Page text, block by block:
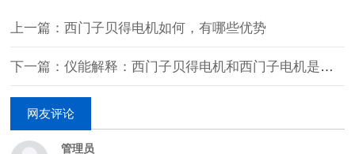
上一篇：西门子贝得电机如何，有哪些优势
下一篇：仪能解释：西门子贝得电机和西门子电机是否一样
网友评论
管理员